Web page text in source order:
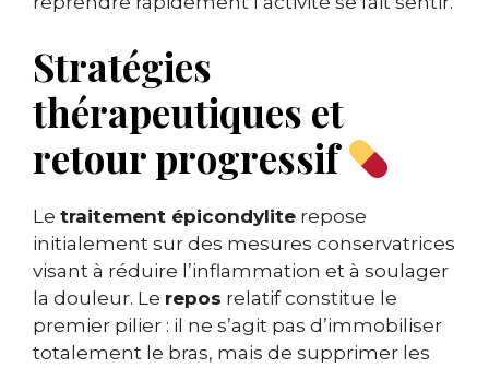
Stratégies
thérapeutiques et
retour progressif
Le traitement épicondylite repose
initialement sur des mesures conservatrices
visant à réduire l’inflammation et à soulager
la douleur. Le repos relatif constitue le
premier pilier : il ne s’agit pas d’immobiliser
totalement le bras, mais de supprimer les